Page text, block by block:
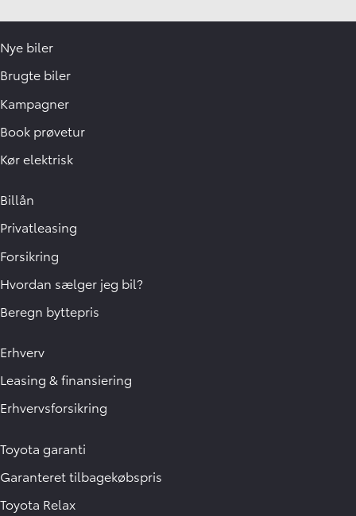
Nye biler
Brugte biler
Kampagner
Book prøvetur
Kør elektrisk
Billån
Privatleasing
Forsikring
Hvordan sælger jeg bil?
Beregn byttepris
Erhverv
Leasing & finansiering
Erhvervsforsikring
Toyota garanti
Garanteret tilbagekøbspris
Toyota Relax